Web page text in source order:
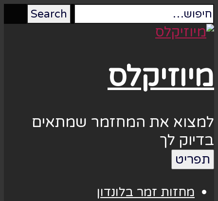
מיוזיקלס
למצוא את המחזמר שמתאים
בדיוק לך
תפריט
מחזות זמר בלונדון